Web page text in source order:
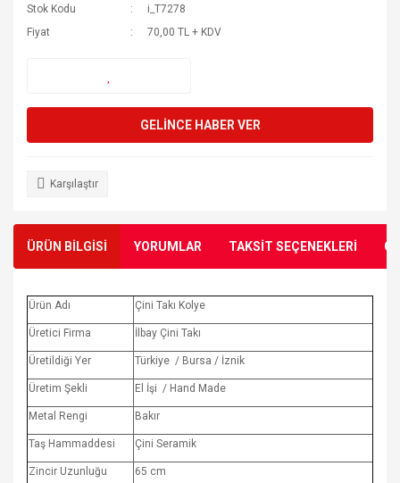
Stok Kodu
i_T7278
Fiyat
70,00 TL + KDV
GELİNCE HABER VER
Karşılaştır
ÜRÜN BİLGİSİ YORUMLAR TAKSİT SEÇENEKLERİ
Ürün Adı Çini Takı Kolye
Üretici Firma İlbay Çini Takı
Üretildiği Yer Türkiye / Bursa / İznik
Üretim Şekli El İşi / Hand Made
Metal Rengi Bakır
Taş Hammaddesi Çini Seramik
Zincir Uzunluğu 65 cm